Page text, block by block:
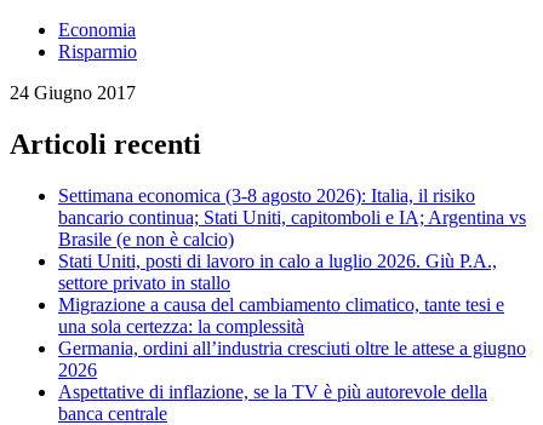
Economia
Risparmio
24 Giugno 2017
Articoli recenti
Settimana economica (3-8 agosto 2026): Italia, il risiko
bancario continua; Stati Uniti, capitomboli e IA; Argentina vs
Brasile (e non è calcio)
Stati Uniti, posti di lavoro in calo a luglio 2026. Giù P.A.,
settore privato in stallo
Migrazione a causa del cambiamento climatico, tante tesi e
una sola certezza: la complessità
Germania, ordini all’industria cresciuti oltre le attese a giugno
2026
Aspettative di inflazione, se la TV è più autorevole della
banca centrale